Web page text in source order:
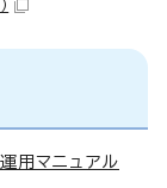
用マニュアル